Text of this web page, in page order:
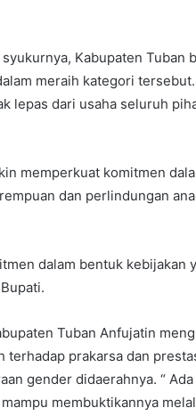
Kabupaten Tuban
meraih kategori
lepas dari usaha seluruh
memperkuat komitmen
dan perlindungan
dalam bentuk kebijakan
Tuban Anfujatin
prakarsa dan
gender didaerahnya. “
membuktikannya